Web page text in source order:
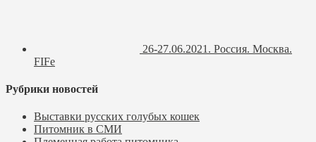
26-27.06.2021. Россия. Москва.
FIFe
Рубрики новостей
Выставки русских голубых кошек
Питомник в СМИ